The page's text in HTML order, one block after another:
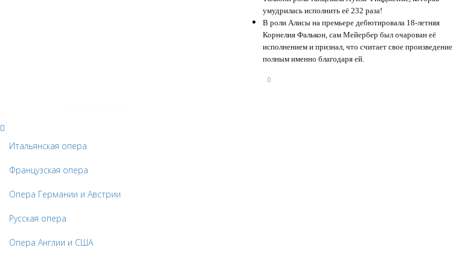
умудрилась исполнить её 232 раза!
В роли Алисы на премьере дебютировала 18-летняя
Корнелия Фалькон, сам Мейербер был очарован её
исполнением и признал, что считает свое произведение
полным именно благодаря ей.
0
Итальянская опера
Французская опера
Опера Германии и Австрии
Русская опера
Опера Англии и США